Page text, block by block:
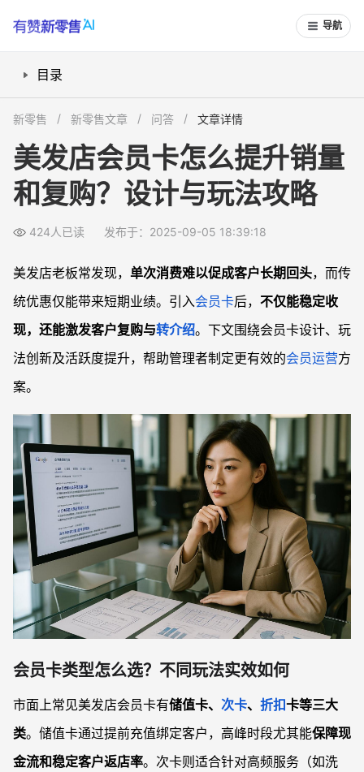
导航
目录
如何提升会员卡激活率与活跃度？
会员卡营销与客户关系管理结合怎么做？
美发店会员卡最低充值门槛应该怎么选择？
怎么让会员卡更有诱惑力，促使客户主动购买？
新零售 新零售文章 问答 文章详情
美发店会员卡怎么提升销量
和复购？设计与玩法攻略
424人已读 发布于：2025-09-05 18:39:18
美发店老板常发现， 单次消费难以促成客户长期回头，而传
统优惠仅能带来短期业绩。引入会员卡后， 不仅能稳定收
现，还能激发客户复购与转介绍。下文围绕会员卡设计、玩
法创新及活跃度提升，帮助管理者制定更有效的会员运营方
案。
会员卡类型怎么选？不同玩法实效如何
市面上常见美发店会员卡有储值卡、 次卡、 折扣卡等三大
类。储值卡通过提前充值绑定客户，高峰时段尤其能保障现
金流和稳定客户返店率。次卡则适合针对高频服务（如洗